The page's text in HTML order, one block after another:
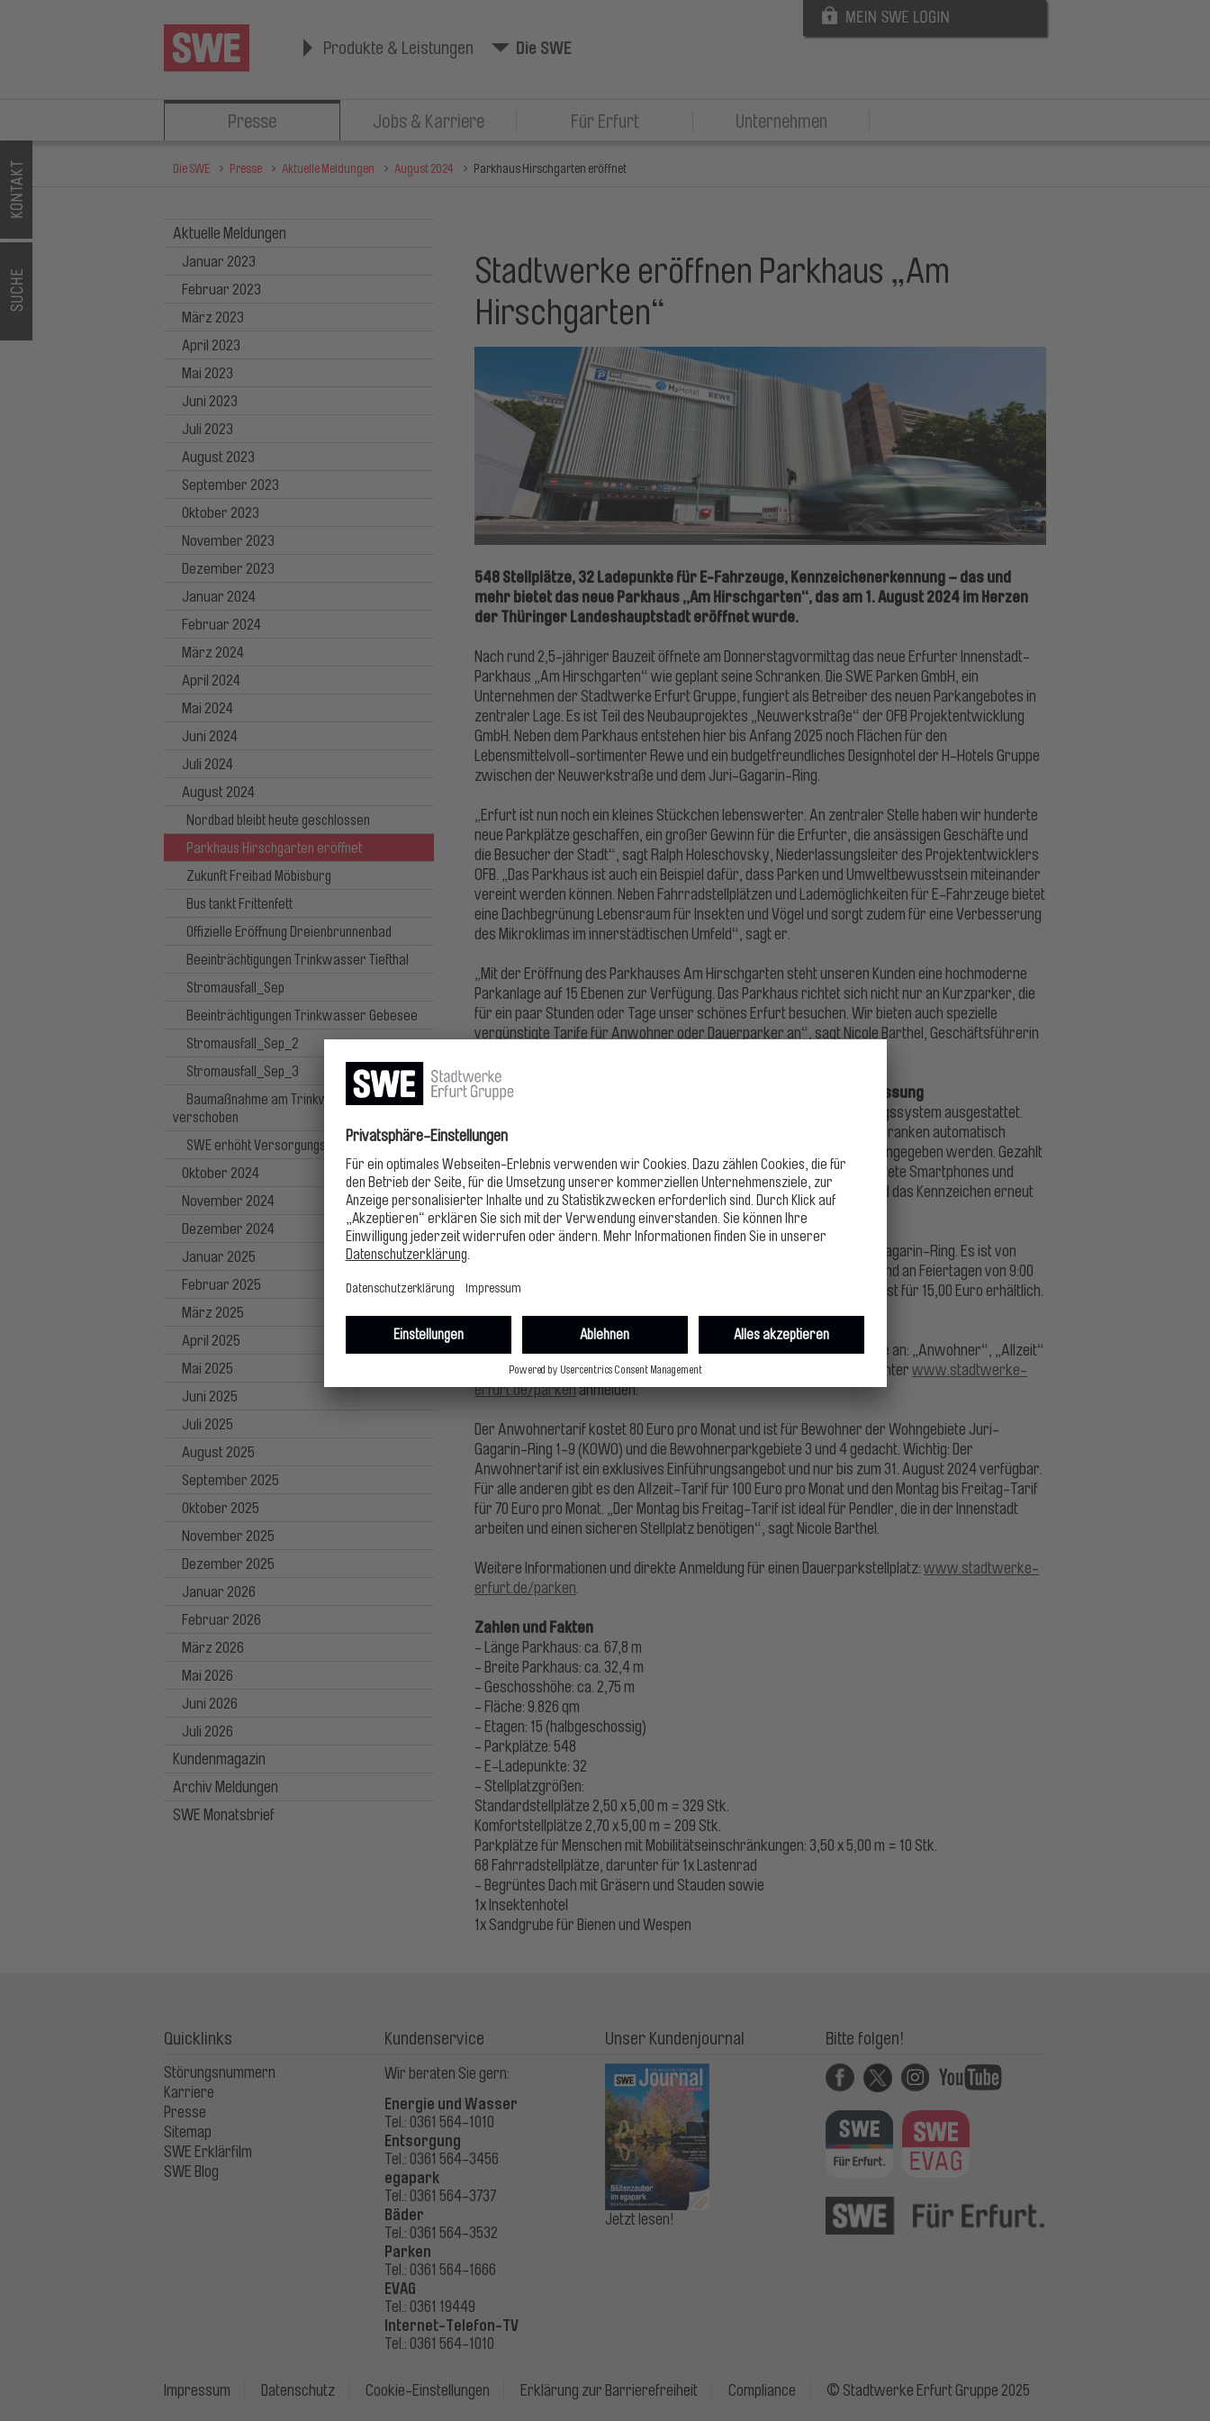
Produkte & Leistungen Die SWE
Presse Jobs & Karriere Für Erfurt Unternehmen
Die SWE Presse Aktuelle Meldungen August 2024 Parkhaus Hirschgarten eröffnet
Aktuelle Meldungen
Januar 2023
Februar 2023
März 2023
April 2023
Mai 2023
Juni 2023
Juli 2023
August 2023
September 2023
Oktober 2023
November 2023
Dezember 2023
Januar 2024
Februar 2024
März 2024
April 2024
Mai 2024
Juni 2024
Juli 2024
August 2024
Nordbad bleibt heute geschlossen
Parkhaus Hirschgarten eröffnet
Zukunft Freibad Möbisburg
Bus tankt Frittenfett
Offizielle Eröffnung Dreienbrunnenbad
Beeinträchtigungen Trinkwasser Tiefthal
Stromausfall_Sep
Beeinträchtigungen Trinkwasser Gebesee
Stromausfall_Sep_2
Stromausfall_Sep_3
Baumaßnahme am Trinkwassernetz
verschoben
SWE erhöht Versorgungssicherheit
Oktober 2024
November 2024
Dezember 2024
Januar 2025
Februar 2025
März 2025
April 2025
Mai 2025
Juni 2025
Juli 2025
August 2025
September 2025
Oktober 2025
November 2025
Dezember 2025
Januar 2026
Februar 2026
März 2026
Mai 2026
Juni 2026
Juli 2026
Kundenmagazin
Archiv Meldungen
SWE Monatsbrief
Stadtwerke eröffnen Parkhaus „Am
Hirschgarten“
548 Stellplätze, 32 Ladepunkte für E-Fahrzeuge, Kennzeichenerkennung – das und
mehr bietet das neue Parkhaus „Am Hirschgarten“, das am 1. August 2024 im Herzen
der Thüringer Landeshauptstadt eröffnet wurde.
Nach rund 2,5-jähriger Bauzeit öffnete am Donnerstagvormittag das neue Erfurter Innenstadt-
Parkhaus „Am Hirschgarten“ wie geplant seine Schranken. Die SWE Parken GmbH, ein
Unternehmen der Stadtwerke Erfurt Gruppe, fungiert als Betreiber des neuen Parkangebotes in
zentraler Lage. Es ist Teil des Neubauprojektes „Neuwerkstraße“ der OFB Projektentwicklung
GmbH. Neben dem Parkhaus entstehen hier bis Anfang 2025 noch Flächen für den
Lebensmittelvoll-sortimenter Rewe und ein budgetfreundliches Designhotel der H-Hotels Gruppe
zwischen der Neuwerkstraße und dem Juri-Gagarin-Ring.
„Erfurt ist nun noch ein kleines Stückchen lebenswerter. An zentraler Stelle haben wir hunderte
neue Parkplätze geschaffen, ein großer Gewinn für die Erfurter, die ansässigen Geschäfte und
die Besucher der Stadt“, sagt Ralph Holeschovsky, Niederlassungsleiter des Projektentwicklers
OFB. „Das Parkhaus ist auch ein Beispiel dafür, dass Parken und Umweltbewusstsein miteinander
vereint werden können. Neben Fahrradstellplätzen und Lademöglichkeiten für E-Fahrzeuge bietet
eine Dachbegrünung Lebensraum für Insekten und Vögel und sorgt zudem für eine Verbesserung
des Mikroklimas im innerstädtischen Umfeld“, sagt er.
„Mit der Eröffnung des Parkhauses Am Hirschgarten steht unseren Kunden eine hochmoderne
Parkanlage auf 15 Ebenen zur Verfügung. Das Parkhaus richtet sich nicht nur an Kurzparker, die
für ein paar Stunden oder Tage unser schönes Erfurt besuchen. Wir bieten auch spezielle
vergünstigte Tarife für Anwohner oder Dauerparker an“, sagt Nicole Barthel, Geschäftsführerin
365 Tage im Jahr geöffnet und automatische Kennzeichenerfassung
Das Parkhaus „Am Hirschgarten“ ist mit einem Kennzeichenerkennungssystem ausgestattet.
Beim Einfahren scannt eine Kamera das Kennzeichen, wodurch die Schranken automatisch
öffnen. Beim Ausfahren muss das Kennzeichen am Bezahlautomaten eingegeben werden. Gezahlt
wird wie gewohnt in bar oder mit Karte. Auch entsprechend eingerichtete Smartphones und
Uhren können für die Bezahlung genutzt werden. Bei der Ausfahrt wird das Kennzeichen erneut
gescannt, die Schranken öffnen automatisch – ganz ohne Ticket.
Erreichbar ist das neue Parkhaus „Am Hirschgarten“ über den Juri-Gagarin-Ring. Es ist von
Montag bis Samstag zwischen 7:00 und 22:00 Uhr geöffnet, sonntags und an Feiertagen von 9:00
bis 22:00 Uhr. Kurzparker zahlen je Stunde 2,00 Euro, das Tagesticket ist für 15,00 Euro erhältlich.
Spezielle Angebote für Anwohner und Dauerparker
Für Dauerparker bietet die SWE Parken GmbH drei verschiedene Tarife an: „Anwohner“, „Allzeit“
und „Montag bis Freitag“. Interessenten können sich ab sofort online unter www.stadtwerke-
erfurt.de/parkenanmelden.
Der Anwohnertarif kostet 80 Euro pro Monat und ist für Bewohner der Wohngebiete Juri-
Gagarin-Ring 1-9 (KOWO) und die Bewohnerparkgebiete 3 und 4 gedacht. Wichtig: Der
Anwohnertarif ist ein exklusives Einführungsangebot und nur bis zum 31. August 2024 verfügbar.
Für alle anderen gibt es den Allzeit-Tarif für 100 Euro pro Monat und den Montag bis Freitag-Tarif
für 70 Euro pro Monat. „Der Montag bis Freitag-Tarif ist ideal für Pendler, die in der Innenstadt
arbeiten und einen sicheren Stellplatz benötigen“, sagt Nicole Barthel.
Weitere Informationen und direkte Anmeldung für einen Dauerparkstellplatz: www.stadtwerke-
erfurt.de/parken.
Zahlen und Fakten
- Länge Parkhaus: ca. 67,8 m
- Breite Parkhaus: ca. 32,4 m
- Geschosshöhe: ca. 2,75 m
- Fläche: 9.826 qm
- Etagen: 15 (halbgeschossig)
- Parkplätze: 548
- E-Ladepunkte: 32
- Stellplatzgrößen:
Standardstellplätze 2,50 x 5,00 m = 329 Stk.
Komfortstellplätze 2,70 x 5,00 m = 209 Stk.
Parkplätze für Menschen mit Mobilitätseinschränkungen: 3,50 x 5,00 m = 10 Stk.
68 Fahrradstellplätze, darunter für 1x Lastenrad
- Begrüntes Dach mit Gräsern und Stauden sowie
1x Insektenhotel
1x Sandgrube für Bienen und Wespen
Quicklinks
Störungsnummern
Karriere
Presse
Sitemap
SWE Erklärfilm
SWE Blog
Kundenservice
Wir beraten Sie gern:
Energie und Wasser
Tel.: 0361 564-1010
Entsorgung
Tel.: 0361 564-3456
egapark
Tel.: 0361 564-3737
Bäder
Tel.: 0361 564-3532
Parken
Tel.: 0361 564-1666
EVAG
Tel.: 0361 19449
Internet-Telefon-TV
Tel.: 0361 564-1010
Unser Kundenjournal
Jetzt lesen!
Bitte folgen!
Impressum Datenschutz Cookie-Einstellungen Erklärung zur Barrierefreiheit Compliance © Stadtwerke Erfurt Gruppe 2025